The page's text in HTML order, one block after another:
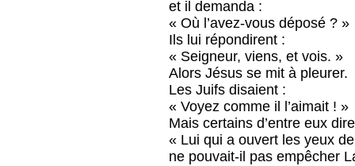
et il demanda :
« Où l’avez-vous déposé ? »
Ils lui répondirent :
« Seigneur, viens, et vois. »
Alors Jésus se mit à pleurer.
Les Juifs disaient :
« Voyez comme il l’aimait ! »
Mais certains d’entre eux
« Lui qui a ouvert les yeux de
ne pouvait-il pas empêcher